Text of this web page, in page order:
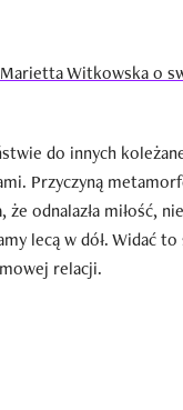
Witkowska o
do innych
Przyczyną
odnalazła miłość,
lecą w dół. Widać
relacji.